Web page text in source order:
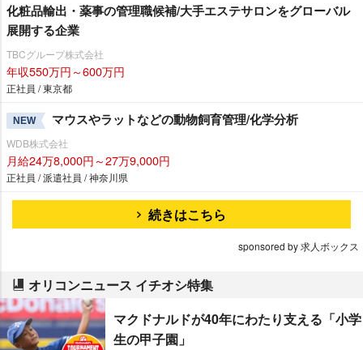
化粧品輸出・薬事の管理職候補/大手エステサロンをグローバル
展開する企業
TBCグループ株式会社
年収550万円～600万円
正社員 / 東京都
NEW マウスやラットなどの動物飼育管理/化学分析
WDB株式会社
月給24万8,000円～27万9,000円
正社員 / 派遣社員 / 神奈川県
続きはこちら
sponsored by 求人ボックス
オリコンニュース イチオシ特集
マクドナルドが40年にわたり支える「小学
生の甲子園」